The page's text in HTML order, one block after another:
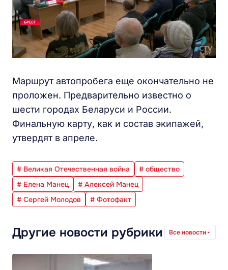
Маршрут автопробега еще окончательно не
проложен. Предварительно известно о
шести городах Беларуси и России.
Финальную карту, как и состав экипажей,
утвердят в апреле.
# Великая Отечественная война
# общество
# Елена Манец
# Алексей Манец
# Сергей Молодов
# Фотофакт
Другие новости рубрики Все новости